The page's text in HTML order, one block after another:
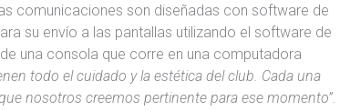
comunicaciones son diseñadas con software de
su envío a las pantallas utilizando el software de
una consola que corre en una computadora
todo el cuidado y la estética del club. Cada una
nosotros creemos pertinente para ese momento”.